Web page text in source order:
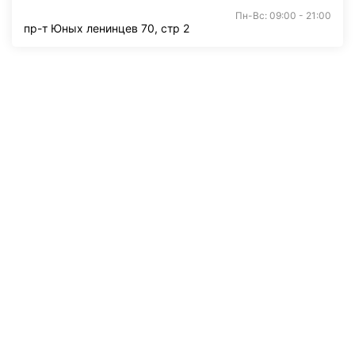
Пн-Вс: 09:00 - 21:00
пр-т Юных ленинцев 70, стр 2